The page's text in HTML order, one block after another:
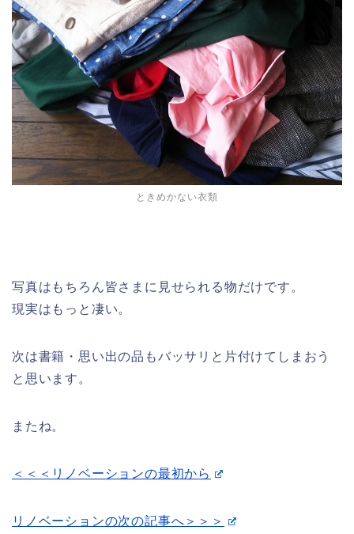
ときめかない衣類
写真はもちろん皆さまに見せられる物だけです。
現実はもっと凄い。
次は書籍・思い出の品もバッサリと片付けてしまおう
と思います。
またね。
＜＜＜リノベーションの最初から
リノベーションの次の記事へ＞＞＞